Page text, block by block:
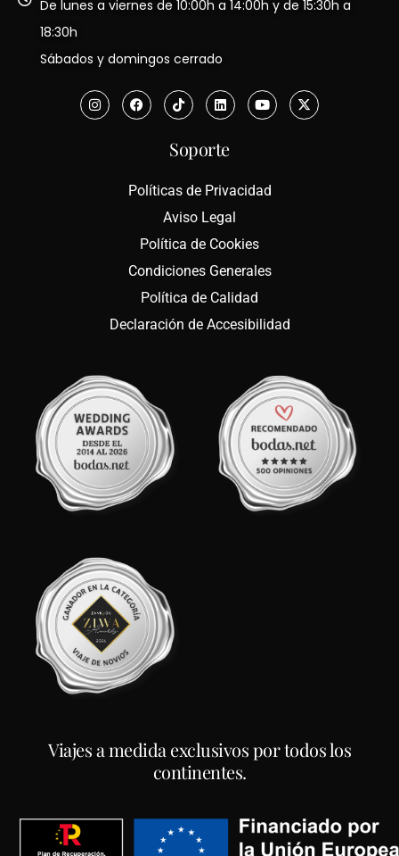
De lunes a viernes de 10:00h a 14:00h y de 15:30h a
18:30h
Sábados y domingos cerrado
Soporte
Políticas de Privacidad
Aviso Legal
Política de Cookies
Condiciones Generales
Política de Calidad
Declaración de Accesibilidad
Viajes a medida exclusivos por todos los
continentes.